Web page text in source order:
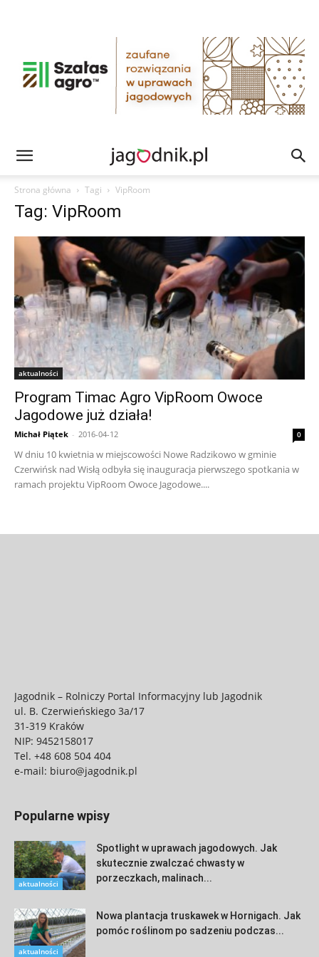
Strona główna Tagi VipRoom
Tag: VipRoom
aktualności
Program Timac Agro VipRoom Owoce
Jagodowe już działa!
Michał Piątek - 2016-04-12 0
W dniu 10 kwietnia w miejscowości Nowe Radzikowo w gminie
Czerwińsk nad Wisłą odbyła się inauguracja pierwszego spotkania w
ramach projektu VipRoom Owoce Jagodowe....
Jagodnik – Rolniczy Portal Informacyjny lub Jagodnik
ul. B. Czerwieńskiego 3a/17
31-319 Kraków
NIP: 9452158017
Tel. +48 608 504 404
e-mail: biuro@jagodnik.pl
Popularne wpisy
aktualności
Spotlight w uprawach jagodowych. Jak
skutecznie zwalczać chwasty w
porzeczkach, malinach...
aktualności
Nowa plantacja truskawek w Hornigach. Jak
pomóc roślinom po sadzeniu podczas...